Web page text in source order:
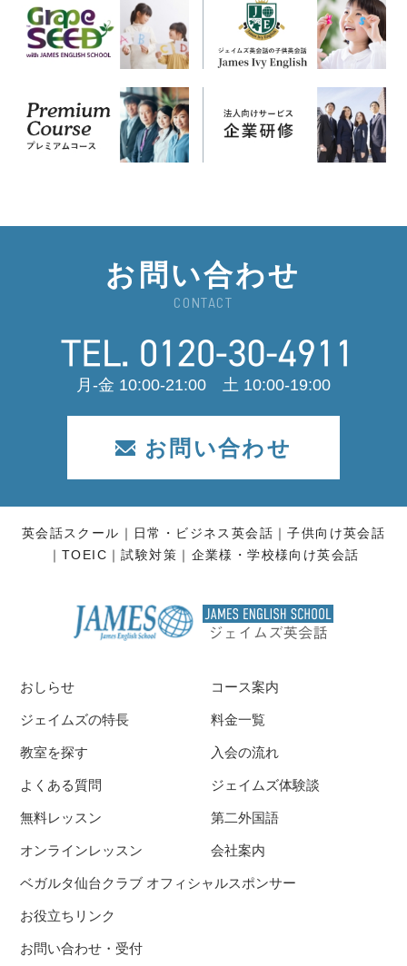
お問い合わせ
CONTACT
月-金 10:00-21:00 土 10:00-19:00
お問い合わせ
英会話スクール 日常・ビジネス英会話
子供向け英会話
TOEIC
試験対策 企業様・学校様向け英会話
おしらせ
ジェイムズの特長
教室を探す
コース案内
料金一覧
入会の流れ
よくある質問
無料レッスン
オンラインレッスン
ジェイムズ体験談
第二外国語
会社案内
ベガルタ仙台クラブ オフィシャルスポンサー
お役立ちリンク
お問い合わせ・受付